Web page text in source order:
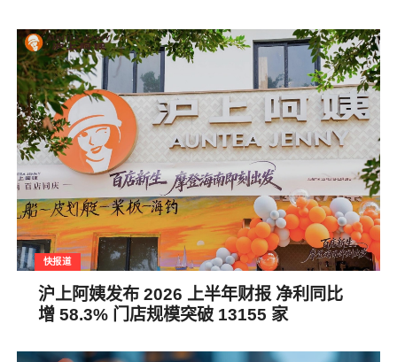
快报道
沪上阿姨发布 2026 上半年财报 净利同比
增 58.3% 门店规模突破 13155 家